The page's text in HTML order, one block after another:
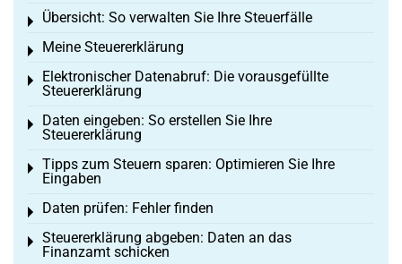
Übersicht: So verwalten Sie Ihre Steuerfälle
Toggle menu
Meine Steuererklärung
Toggle menu
Elektronischer Datenabruf: Die vorausgefüllte
Steuererklärung
Toggle menu
Daten eingeben: So erstellen Sie Ihre
Steuererklärung
Toggle menu
Tipps zum Steuern sparen: Optimieren Sie Ihre
Eingaben
Toggle menu
Daten prüfen: Fehler finden
Toggle menu
Steuererklärung abgeben: Daten an das
Finanzamt schicken
Toggle menu